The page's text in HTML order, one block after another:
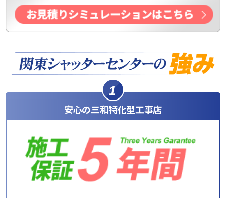
1
安心の三和特化型工事店